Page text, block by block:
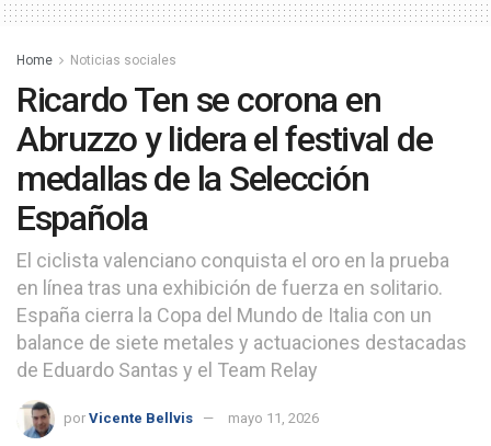
Home Noticias sociales
Ricardo Ten se corona en
Abruzzo y lidera el festival de
medallas de la Selección
Española
El ciclista valenciano conquista el oro en la prueba
en línea tras una exhibición de fuerza en solitario.
España cierra la Copa del Mundo de Italia con un
balance de siete metales y actuaciones destacadas
de Eduardo Santas y el Team Relay
por Vicente Bellvis mayo 11, 2026